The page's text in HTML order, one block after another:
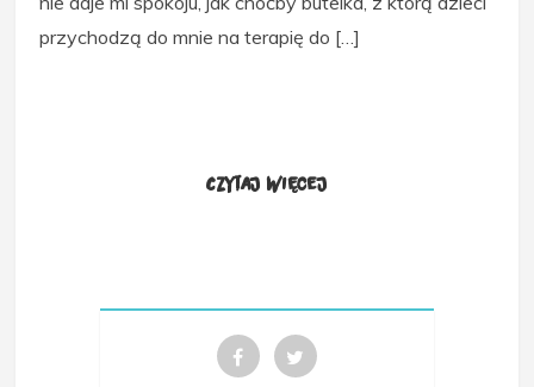
przychodzą do mnie na terapię do […]
Czytaj więcej